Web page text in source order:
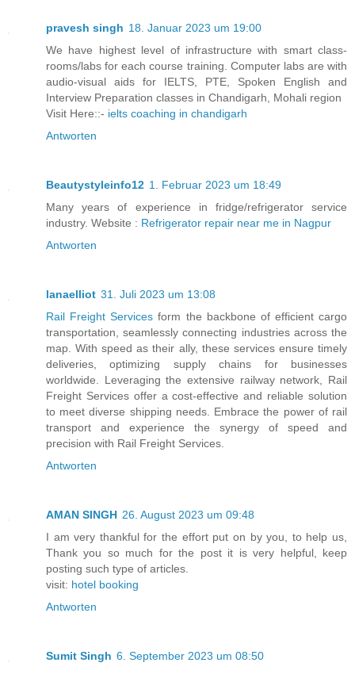
pravesh singh 18. Januar 2023 um 19:00
We have highest level of infrastructure with smart class-
rooms/labs for each course training. Computer labs are with
audio-visual aids for IELTS, PTE, Spoken English and
Interview Preparation classes in Chandigarh, Mohali region
Visit Here::- ielts coaching in chandigarh
Antworten
Beautystyleinfo12 1. Februar 2023 um 18:49
Many years of experience in fridge/refrigerator service
industry. Website : Refrigerator repair near me in Nagpur
Antworten
lanaelliot 31. Juli 2023 um 13:08
Rail Freight Services form the backbone of efficient cargo
transportation, seamlessly connecting industries across the
map. With speed as their ally, these services ensure timely
deliveries, optimizing supply chains for businesses
worldwide. Leveraging the extensive railway network, Rail
Freight Services offer a cost-effective and reliable solution
to meet diverse shipping needs. Embrace the power of rail
transport and experience the synergy of speed and
precision with Rail Freight Services.
Antworten
AMAN SINGH 26. August 2023 um 09:48
I am very thankful for the effort put on by you, to help us,
Thank you so much for the post it is very helpful, keep
posting such type of articles.
visit: hotel booking
Antworten
Sumit Singh 6. September 2023 um 08:50